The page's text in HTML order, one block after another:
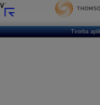
Tvorba